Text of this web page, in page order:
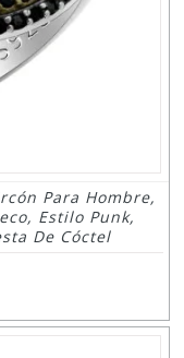
Para Hombre,
Estilo Punk,
De Cóctel